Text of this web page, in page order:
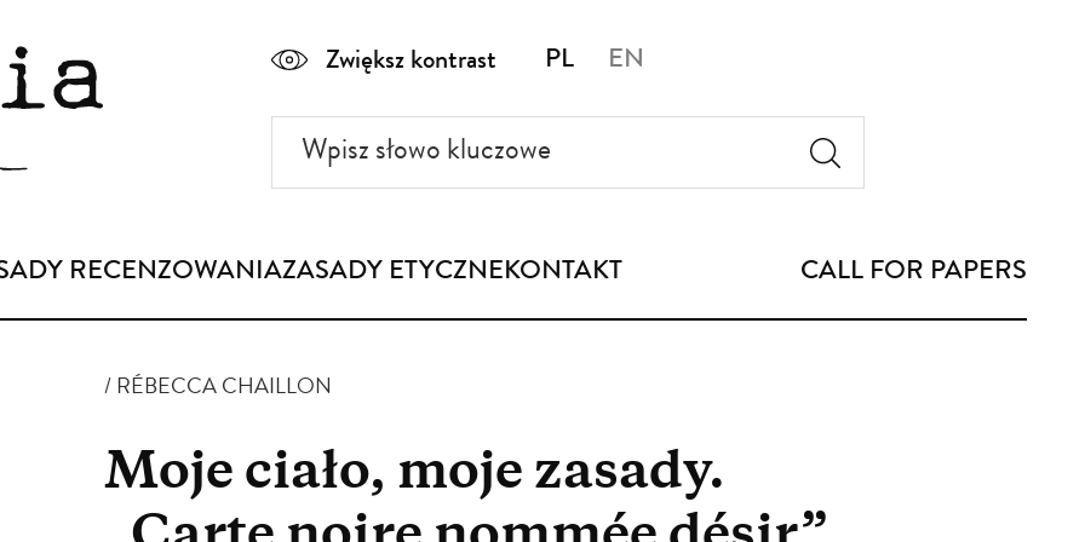
Zwiększ kontrast PL EN
słowo
kluczowe
RECENZOWANIAZASADY ETYCZNEKONTAKT CALL FOR PAPERS
RÉBECCA CHAILLON
Moje ciało, moje zasady.